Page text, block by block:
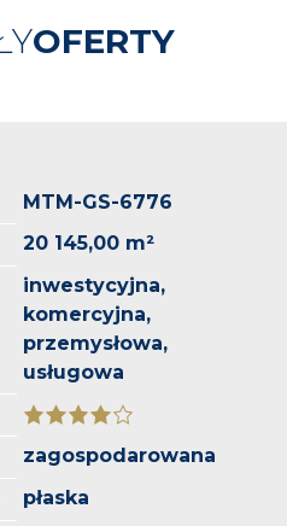
OFERTY
MTM-GS-6776
20 145,00 m²
inwestycyjna,
komercyjna,
przemysłowa,
usługowa
zagospodarowana
płaska